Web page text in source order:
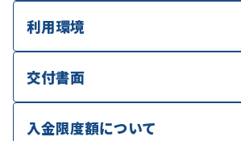
利用環境
交付書面
入金限度額について